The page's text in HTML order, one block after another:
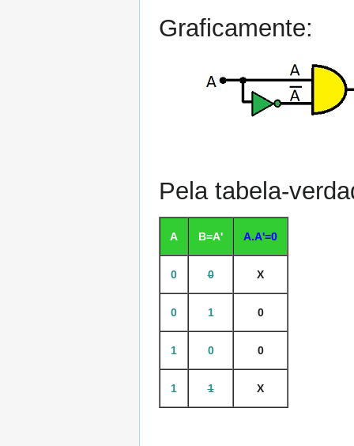
Graficamente:
Pela tabela-
A B=A' A.A'=0
0 0 X
0 1 0
1 0 0
1 1 X